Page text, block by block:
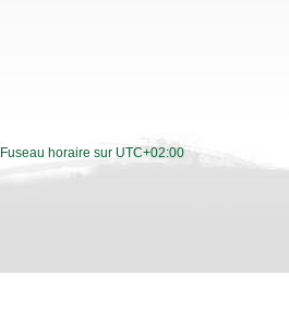
Fuseau horaire sur UTC+02:00